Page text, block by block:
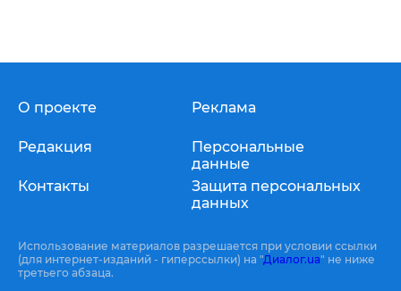
О проекте
Редакция
Контакты
Реклама
Персональные
данные
Защита персональных
данных
Использование материалов разрешается при условии ссылки
(для интернет-изданий - гиперссылки) на "Диалог.ua" не ниже
третьего абзаца.